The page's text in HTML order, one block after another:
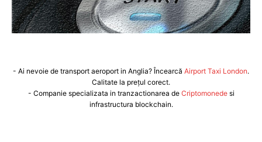
- Ai nevoie de transport aeroport in Anglia? Încearcă Airport Taxi London.
Calitate la prețul corect.
- Companie specializata in tranzactionarea de Criptomonedesi
infrastructura blockchain.